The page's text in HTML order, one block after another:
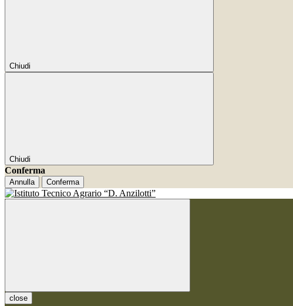
Chiudi
Chiudi
Conferma
Annulla Conferma
close